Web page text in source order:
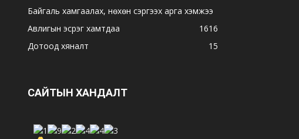
Байгаль хамгаалах, нөхөн сэргээх арга хэмжээ
16
Авлигын эсрэг хамтдаа
16
Дотоод хяналт
15
САЙТЫН ХАНДАЛТ